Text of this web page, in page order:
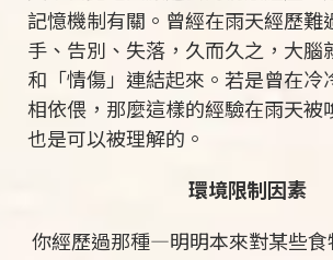
記憶機制有關。曾經在雨天經歷難
手、告別、失落，久而久之，大腦
和「情傷」連結起來。若是曾在冷
相依偎，那麼這樣的經驗在雨天被
也是可以被理解的。
環境限制因素
你經歷過那種—明明本來對某些食